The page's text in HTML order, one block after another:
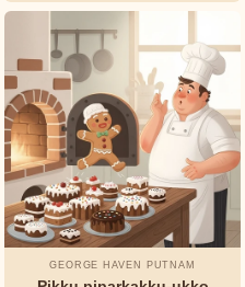
GEORGE HAVEN PUTNAM